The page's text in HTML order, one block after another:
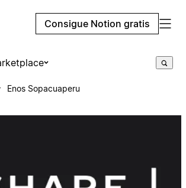
Consigue Notion gratis
Enos Sopacuaperu